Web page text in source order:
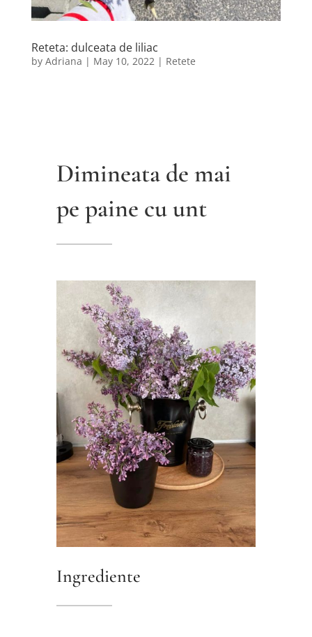
Reteta: dulceata de liliac
by Adriana | May 10, 2022| Retete
Dimineata de mai
pe paine cu unt
Ingrediente